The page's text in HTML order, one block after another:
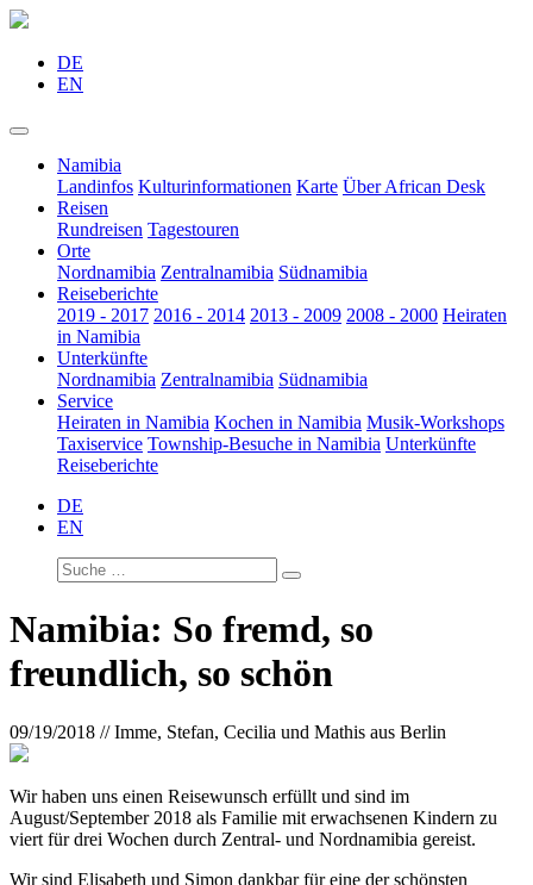
DE
EN
Namibia
Landinfos Kulturinformationen Karte Über African Desk
Reisen
Rundreisen Tagestouren
Orte
Nordnamibia Zentralnamibia Südnamibia
Reiseberichte
2019 - 2017 2016 - 2014 2013 - 2009 2008 - 2000 Heiraten
in Namibia
Unterkünfte
Nordnamibia Zentralnamibia Südnamibia
Service
Heiraten in Namibia Kochen in Namibia Musik-Workshops
Taxiservice Township-Besuche in Namibia Unterkünfte
Reiseberichte
DE
EN
Namibia: So fremd, so
freundlich, so schön
09/19/2018 // Imme, Stefan, Cecilia und Mathis aus Berlin
Wir haben uns einen Reisewunsch erfüllt und sind im
August/September 2018 als Familie mit erwachsenen Kindern zu
viert für drei Wochen durch Zentral- und Nordnamibia gereist.
Wir sind Elisabeth und Simon dankbar für eine der schönsten